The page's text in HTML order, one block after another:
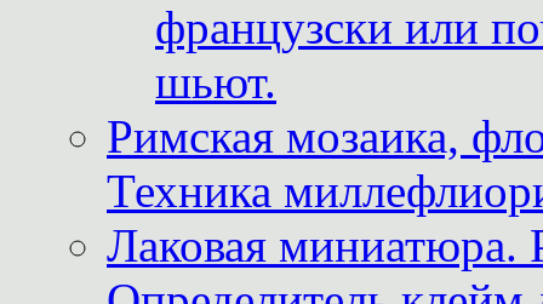
французски или
шьют.
Римская мозаика,
Техника
Лаковая миниатюра.